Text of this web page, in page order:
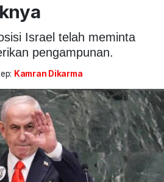
Israel telah meminta
pengampunan.
Kamran Dikarma